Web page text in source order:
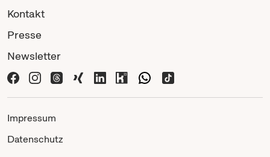
Kontakt
Presse
Newsletter
Impressum
Datenschutz